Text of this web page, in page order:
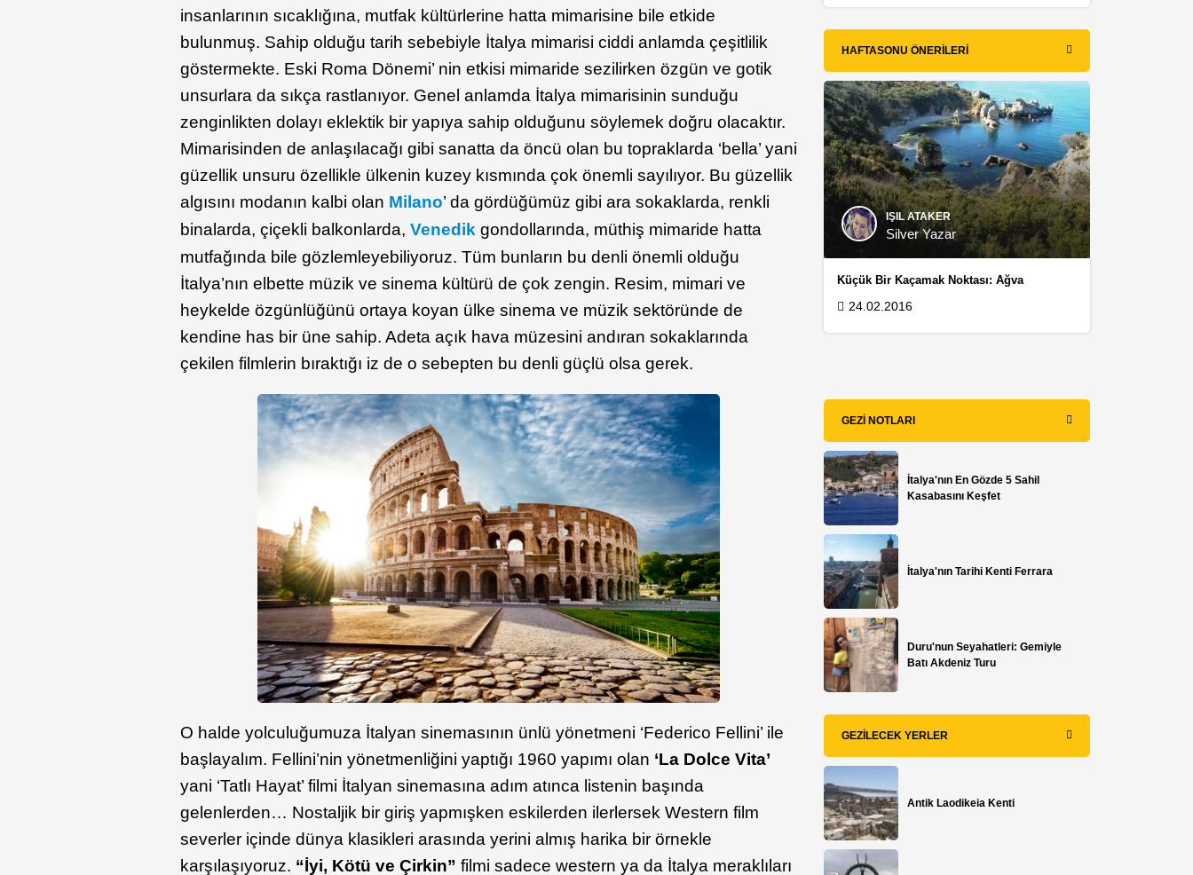
insanlarının sıcaklığına, mutfak kültürlerine hatta mimarisine bile etkide
bulunmuş. Sahip olduğu tarih sebebiyle İtalya mimarisi ciddi anlamda çeşitlilik
göstermekte. Eski Roma Dönemi’ nin etkisi mimaride sezilirken özgün ve gotik
unsurlara da sıkça rastlanıyor. Genel anlamda İtalya mimarisinin sunduğu
zenginlikten dolayı eklektik bir yapıya sahip olduğunu söylemek doğru olacaktır.
Mimarisinden de anlaşılacağı gibi sanatta da öncü olan bu topraklarda ‘bella’ yani
güzellik unsuru özellikle ülkenin kuzey kısmında çok önemli sayılıyor. Bu güzellik
algısını modanın kalbi olan Milano’ da gördüğümüz gibi ara sokaklarda, renkli
binalarda, çiçekli balkonlarda,Venedik gondollarında, müthiş mimaride hatta
mutfağında bile gözlemleyebiliyoruz. Tüm bunların bu denli önemli olduğu
İtalya’nın elbette müzik ve sinema kültürü de çok zengin. Resim, mimari ve
heykelde özgünlüğünü ortaya koyan ülke sinema ve müzik sektöründe de
kendine has bir üne sahip. Adeta açık hava müzesini andıran sokaklarında
çekilen filmlerin bıraktığı iz de o sebepten bu denli güçlü olsa gerek.
O halde yolculuğumuza İtalyan sinemasının ünlü yönetmeni ‘Federico Fellini’ ile
başlayalım. Fellini’nin yönetmenliğini yaptığı 1960 yapımı olan ‘La Dolce Vita’
yani ‘Tatlı Hayat’ filmi İtalyan sinemasına adım atınca listenin başında
gelenlerden… Nostaljik bir giriş yapmışken eskilerden ilerlersek Western film
severler içinde dünya klasikleri arasında yerini almış harika bir örnekle
karşılaşıyoruz. “İyi, Kötü ve Çirkin”filmi sadece western ya da İtalya meraklıları
HAFTASONU ÖNERILERI
IŞIL ATAKER
Silver Yazar
Küçük Bir Kaçamak Noktası: Ağva
24.02.2016
GEZI NOTLARI
İtalya'nın En Gözde 5 Sahil
Kasabasını Keşfet
İtalya'nın Tarihi Kenti Ferrara
Duru'nun Seyahatleri: Gemiyle
Batı Akdeniz Turu
GEZILECEK YERLER
Antik Laodikeia Kenti